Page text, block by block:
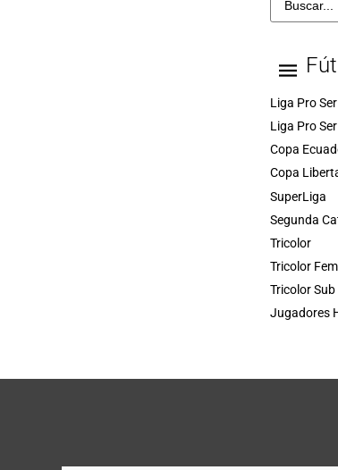
Liga Pro
Liga Pro
Copa
Copa
SuperLiga
Segunda
Tricolor
Tricolor
Tricolor Sub
Jugadores